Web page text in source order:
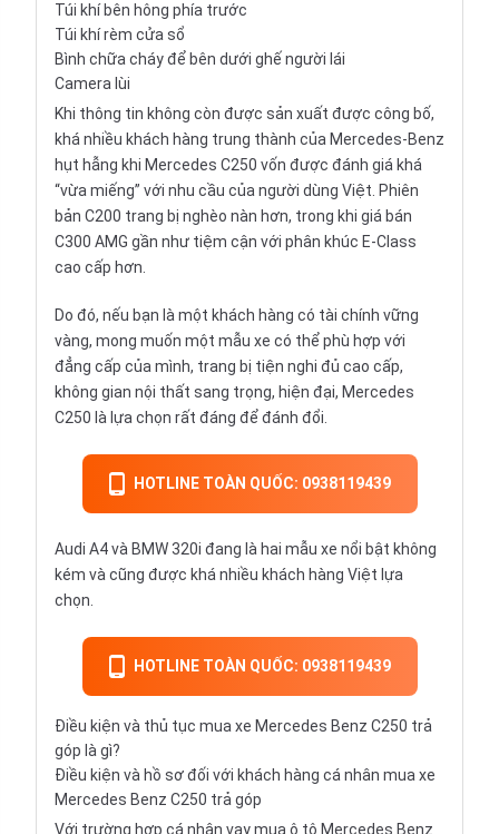
Túi khí bên hông phía trước
Túi khí rèm cửa sổ
Bình chữa cháy để bên dưới ghế người lái
Camera lùi
Khi thông tin không còn được sản xuất được công bố,
khá nhiều khách hàng trung thành của Mercedes-Benz
hụt hẫng khi Mercedes C250 vốn được đánh giá khá
“vừa miếng” với nhu cầu của người dùng Việt. Phiên
bản C200 trang bị nghèo nàn hơn, trong khi giá bán
C300 AMG gần như tiệm cận với phân khúc E-Class
cao cấp hơn.
Do đó, nếu bạn là một khách hàng có tài chính vững
vàng, mong muốn một mẫu xe có thể phù hợp với
đẳng cấp của mình, trang bị tiện nghi đủ cao cấp,
không gian nội thất sang trọng, hiện đại, Mercedes
C250 là lựa chọn rất đáng để đánh đổi.
HOTLINE TOÀN QUỐC: 0938119439
Audi A4và BMW 320i đang là hai mẫu xe nổi bật không
kém và cũng được khá nhiều khách hàng Việt lựa
chọn.
HOTLINE TOÀN QUỐC: 0938119439
Điều kiện và thủ tục mua xe Mercedes Benz C250 trả
góp là gì?
Điều kiện và hồ sơ đối với khách hàng cá nhân mua xe
Mercedes Benz C250 trả góp
Với trường hợp cá nhân vaymua ô tô Mercedes Benz